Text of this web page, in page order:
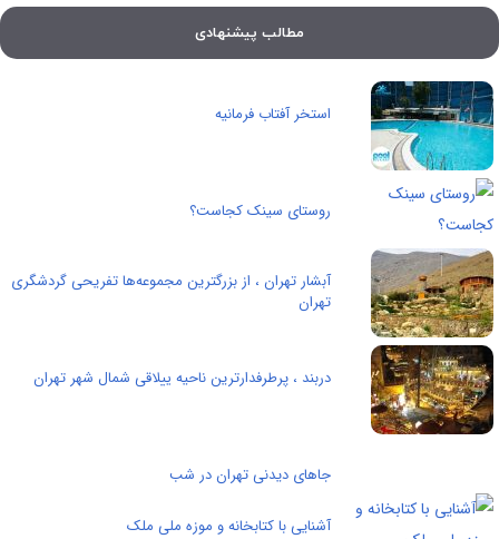
مطالب پیشنهادی
استخر آفتاب فرمانیه
روستای سینک کجاست؟
آبشار تهران ، از بزرگترین مجموعه‌ها تفریحی گردشگری
تهران
دربند ، پرطرفدارترین ناحیه ییلاقی شمال شهر تهران
جاهای دیدنی تهران در شب
آشنایی با کتابخانه و موزه ملی ملک